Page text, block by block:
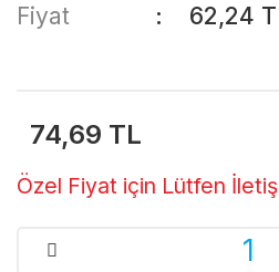
Fiyat
62,24
74,69 TL
Özel Fiyat için Lütfen